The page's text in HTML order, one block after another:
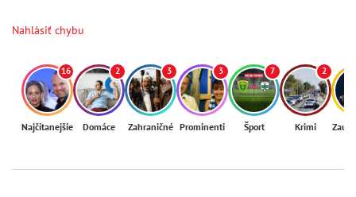
Nahlásiť chybu
16
Najčítanejšie
2
Domáce
3
Zahraničné
3
Prominenti
7
Šport
2
Krimi